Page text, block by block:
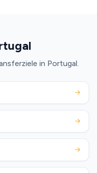
in Portugal.
→
→
→